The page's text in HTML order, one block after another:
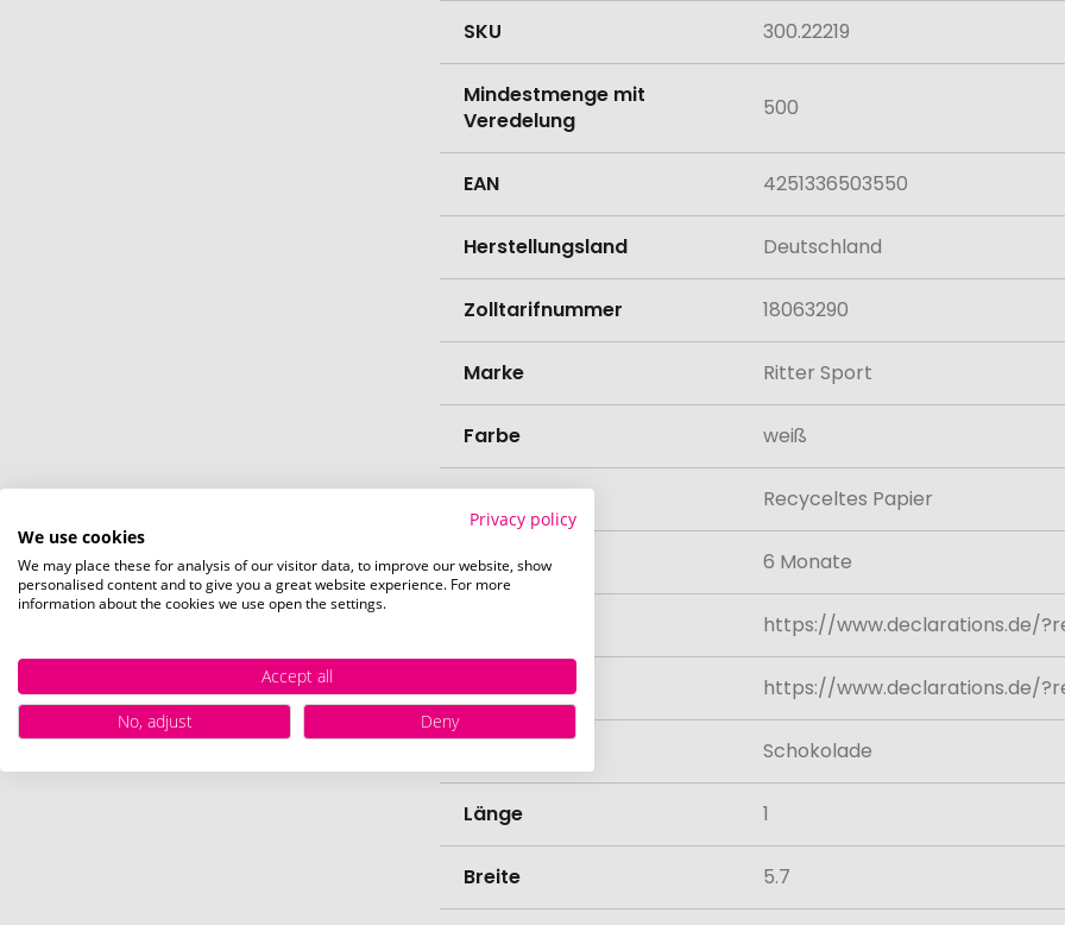
SKU 300.22219
Mindestmenge mit
Veredelung
500
EAN 4251336503550
Herstellungsland Deutschland
Zolltarifnummer 18063290
Marke Ritter Sport
Farbe weiß
Recyceltes Papier
Haltbarkeit 6 Monate
https://www.declarations.de/
Nährwerte https://www.declarations.de/
Schokolade
Länge 1
Breite 5.7
Privacy policy
We use cookies
We may place these for analysis of our visitor data, to improve our website, show
personalised content and to give you a great website experience. For more
information about the cookies we use open the settings.
Accept all
No, adjust
Deny